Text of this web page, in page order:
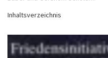
Inhaltsverzeichnis